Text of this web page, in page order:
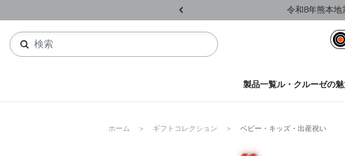
令和8年熊本
製品一覧ル・クルーゼの
ホーム ギフトコレクション ベビー・キッズ・出産祝い